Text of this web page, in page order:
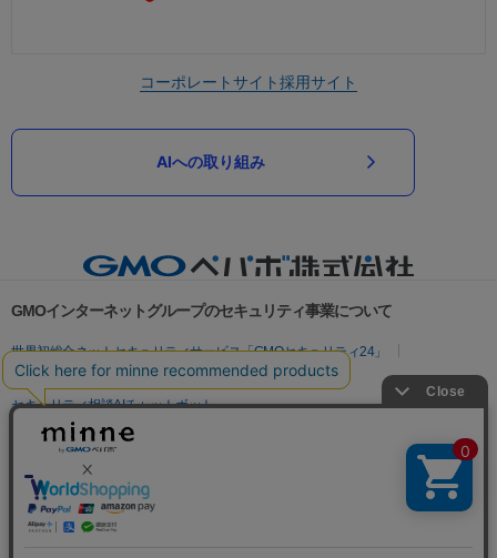
コーポレートサイト採用サイト
AIへの取り組み
GMOインターネットグループのセキュリティ事業について
世界初総合ネットセキュリティサービス「GMOセキュリティ24」
パスワード漏洩診断
Webサイトリスク診断
セキュリティ相談AIチャットボット
実在証明・盗聴対策
サイバー攻撃対策（GMO Flatt Security）
セキュリティ事業の軌跡